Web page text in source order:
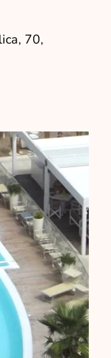
70,